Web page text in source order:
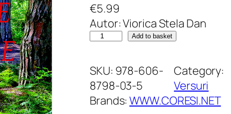
€5.99
Autor: Viorica Stela Dan
R
n
d
e
Add to basket
SKU: 978-606-
8798-03-5
Category:
Versuri
Brands:WWW.CORESI.NET